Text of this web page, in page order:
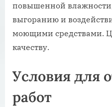
повышенной влажности,
выгоранию и
моющими средствами.
качеству.
Условия для
работ